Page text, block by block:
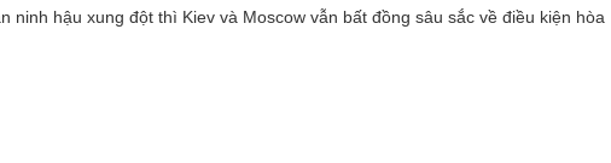
ninh hậu xung đột thì Kiev và Moscow vẫn bất đồng sâu sắc về điều kiện hòa